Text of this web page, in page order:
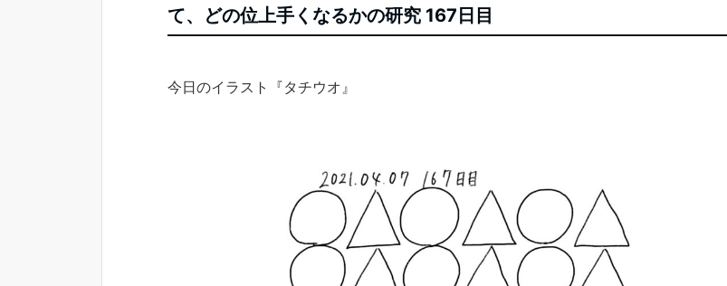
て、どの位上手くなるかの研究 167日目
今日のイラスト『タチウオ』